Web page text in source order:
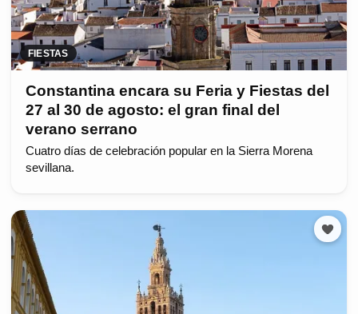
FIESTAS
Constantina encara su Feria y Fiestas del
27 al 30 de agosto: el gran final del
verano serrano
Cuatro días de celebración popular en la Sierra Morena
sevillana.